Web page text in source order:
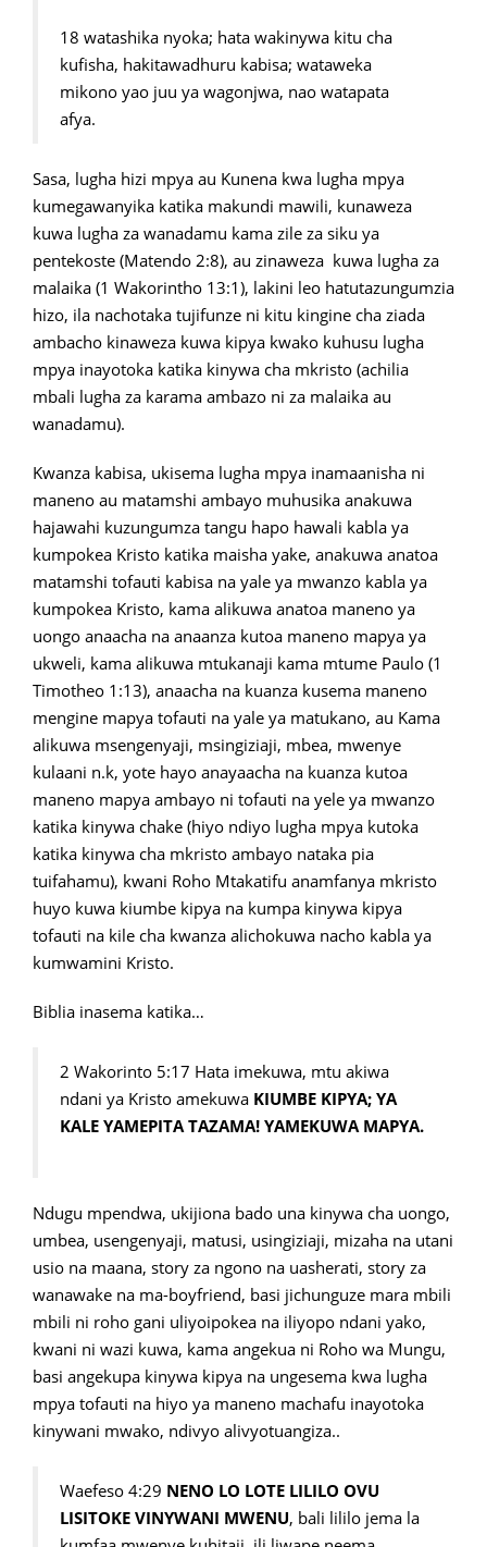
18 watashika nyoka; hata wakinywa kitu cha
kufisha, hakitawadhuru kabisa; wataweka
mikono yao juu ya wagonjwa, nao watapata
afya.
Sasa, lugha hizi mpya au Kunena kwa lugha mpya
kumegawanyika katika makundi mawili, kunaweza
kuwa lugha za wanadamu kama zile za siku ya
pentekoste (Matendo 2:8), au zinaweza kuwa lugha za
malaika (1 Wakorintho 13:1), lakini leo hatutazungumzia
hizo, ila nachotaka tujifunze ni kitu kingine cha ziada
ambacho kinaweza kuwa kipya kwako kuhusu lugha
mpya inayotoka katika kinywa cha mkristo (achilia
mbali lugha za karama ambazo ni za malaika au
wanadamu).
Kwanza kabisa, ukisema lugha mpya inamaanisha ni
maneno au matamshi ambayo muhusika anakuwa
hajawahi kuzungumza tangu hapo hawali kabla ya
kumpokea Kristo katika maisha yake, anakuwa anatoa
matamshi tofauti kabisa na yale ya mwanzo kabla ya
kumpokea Kristo, kama alikuwa anatoa maneno ya
uongo anaacha na anaanza kutoa maneno mapya ya
ukweli, kama alikuwa mtukanaji kama mtume Paulo (1
Timotheo 1:13), anaacha na kuanza kusema maneno
mengine mapya tofauti na yale ya matukano, au Kama
alikuwa msengenyaji, msingiziaji, mbea, mwenye
kulaani n.k, yote hayo anayaacha na kuanza kutoa
maneno mapya ambayo ni tofauti na yele ya mwanzo
katika kinywa chake (hiyo ndiyo lugha mpya kutoka
katika kinywa cha mkristo ambayo nataka pia
tuifahamu), kwani Roho Mtakatifu anamfanya mkristo
huyo kuwa kiumbe kipya na kumpa kinywa kipya
tofauti na kile cha kwanza alichokuwa nacho kabla ya
kumwamini Kristo.
Biblia inasema katika…
2 Wakorinto 5:17 Hata imekuwa, mtu akiwa
ndani ya Kristo amekuwa KIUMBE KIPYA; YA
KALE YAMEPITA TAZAMA! YAMEKUWA MAPYA.
Ndugu mpendwa, ukijiona bado una kinywa cha uongo,
umbea, usengenyaji, matusi, usingiziaji, mizaha na utani
usio na maana, story za ngono na uasherati, story za
wanawake na ma-boyfriend, basi jichunguze mara mbili
mbili ni roho gani uliyoipokea na iliyopo ndani yako,
kwani ni wazi kuwa, kama angekua ni Roho wa Mungu,
basi angekupa kinywa kipya na ungesema kwa lugha
mpya tofauti na hiyo ya maneno machafu inayotoka
kinywani mwako, ndivyo alivyotuangiza..
Waefeso 4:29 NENO LO LOTE LILILO OVU
LISITOKE VINYWANI MWENU, bali lililo jema la